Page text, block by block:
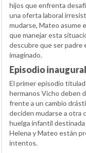
hijos que enfrenta
una oferta laboral
mudarse, Mateo asume
que manejar esta
descubre que ser padre
imaginado.
Episodio
El primer episodio
hermanos Vicho deben
frente a un cambio
deciden mudarse a otra
huelga infantil destinada
Helena y Mateo están
intentos.